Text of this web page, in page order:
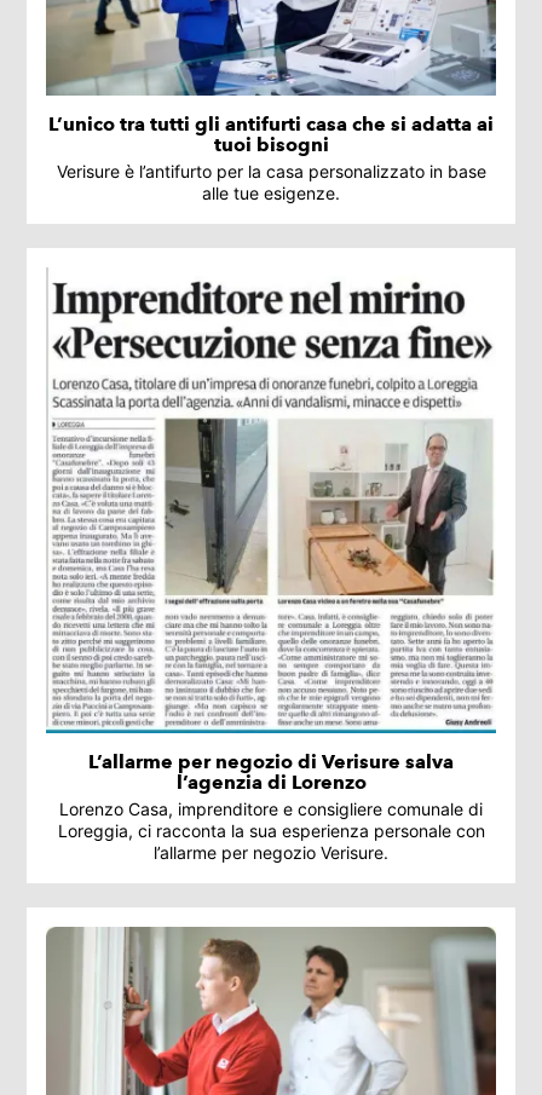
L’unico tra tutti gli antifurti casa che si adatta ai
tuoi bisogni
Verisure è l’antifurto per la casa personalizzato in base
alle tue esigenze.
L’allarme per negozio di Verisure salva
l’agenzia di Lorenzo
Lorenzo Casa, imprenditore e consigliere comunale di
Loreggia, ci racconta la sua esperienza personale con
l’allarme per negozio Verisure.